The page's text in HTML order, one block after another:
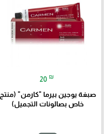
20 ₪
صبغة يوجين بيرما "كارمن" (منتج
خاص بصالونات التجميل)